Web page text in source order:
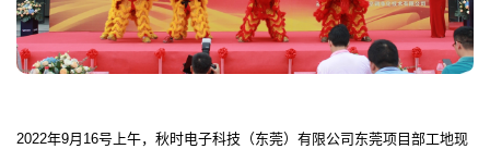
2022年9月16号上午，秋时电子科技（东莞）有限公司东莞项目部工地现